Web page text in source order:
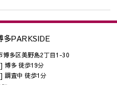
多PARKSIDE
博多区美野島2丁目1-30
博多 徒歩19分
調査中 徒歩1分